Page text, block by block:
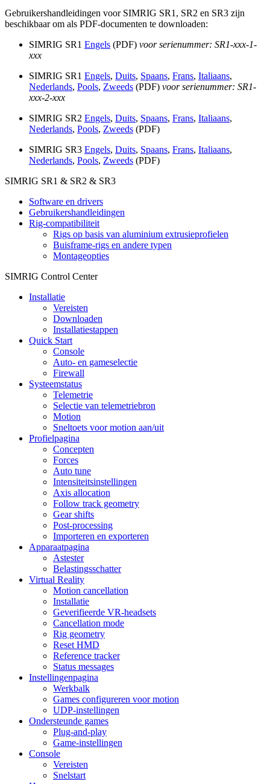
Gebruikershandleidingen voor SIMRIG SR1, SR2 en SR3 zijn
beschikbaar om als PDF-documenten te downloaden:
SIMRIG SR1 Engels (PDF) voor serienummer: SR1-xxx-1-
xxx
SIMRIG SR1 Engels, Duits, Spaans, Frans, Italiaans,
Nederlands, Pools, Zweeds (PDF) voor serienummer: SR1-
xxx-2-xxx
SIMRIG SR2 Engels, Duits, Spaans, Frans, Italiaans,
Nederlands, Pools, Zweeds (PDF)
SIMRIG SR3 Engels, Duits, Spaans, Frans, Italiaans,
Nederlands, Pools, Zweeds (PDF)
SIMRIG SR1 & SR2 & SR3
Software en drivers
Gebruikershandleidingen
Rig-compatibiliteit
Rigs op basis van aluminium extrusieprofielen
Buisframe-rigs en andere typen
Montageopties
SIMRIG Control Center
Installatie
Vereisten
Downloaden
Installatiestappen
Quick Start
Console
Auto- en gameselectie
Firewall
Systeemstatus
Telemetrie
Selectie van telemetriebron
Motion
Sneltoets voor motion aan/uit
Profielpagina
Concepten
Forces
Auto tune
Intensiteitsinstellingen
Axis allocation
Follow track geometry
Gear shifts
Post-processing
Importeren en exporteren
Apparaatpagina
Astester
Belastingsschatter
Virtual Reality
Motion cancellation
Installatie
Geverifieerde VR-headsets
Cancellation mode
Rig geometry
Reset HMD
Reference tracker
Status messages
Instellingenpagina
Werkbalk
Games configureren voor motion
UDP-instellingen
Ondersteunde games
Plug-and-play
Game-instellingen
Console
Vereisten
Snelstart